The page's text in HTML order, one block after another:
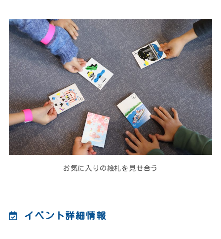
お気に入りの絵札を見せ合う
イベント詳細情報